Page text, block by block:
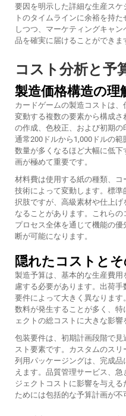
要因を明示した詳細な生産ス
トのタイムラインに余裕を持
しつつ、マーケティングキャ
品を確実に届けることができま
コスト分析と予
製造価格構造の理
カードゲームの製造コストは
変動する複数の要素から構成
の作成、色校正、および初期
通常200ドルから1,000ドルの
数量が多くなるほど大幅に低
画が極めて重要です。
材料費は使用する紙の種類、
技術によって変動します。標
択肢ですが、高級素材や仕上
なることがあります。これら
プロセス全体を通じて機能の
断が可能になります。
隠れたコストと
製造予算は、基本的な生産費
慮する必要があります。出荷
要件によって大きく異なりま
数料が発生することが多く、
ェクトの総コストに大きな影響
包装要件は、初期計画段階で
スト要素です。カスタムのス
列用パッケージングは、完成
えます。品質管理サービス、
ジェクトコストに影響を与え
ためには包括的な予算計画が不